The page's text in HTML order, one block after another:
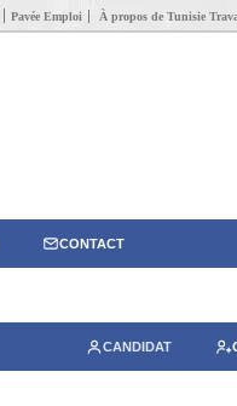
Pavée Emploi À propos de Tunisie
CONTACT
CANDIDAT